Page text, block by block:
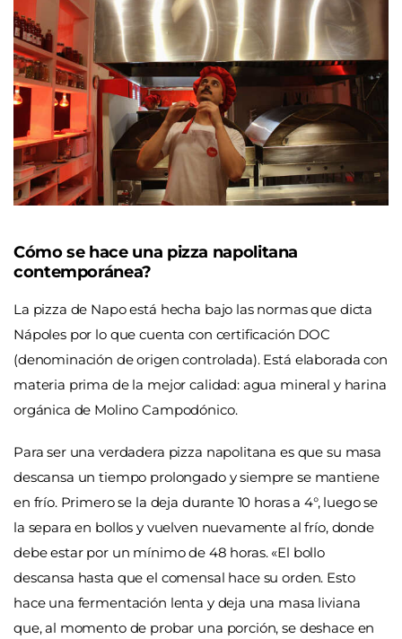
Cómo se hace una pizza napolitana
contemporánea?
La pizza de Napo está hecha bajo las normas que dicta
Nápoles por lo que cuenta con certificación DOC
(denominación de origen controlada). Está elaborada con
materia prima de la mejor calidad: agua mineral y harina
orgánica de Molino Campodónico.
Para ser una verdadera pizza napolitana es que su masa
descansa un tiempo prolongado y siempre se mantiene
en frío. Primero se la deja durante 10 horas a 4°, luego se
la separa en bollos y vuelven nuevamente al frío, donde
debe estar por un mínimo de 48 horas. «El bollo
descansa hasta que el comensal hace su orden. Esto
hace una fermentación lenta y deja una masa liviana
que, al momento de probar una porción, se deshace en